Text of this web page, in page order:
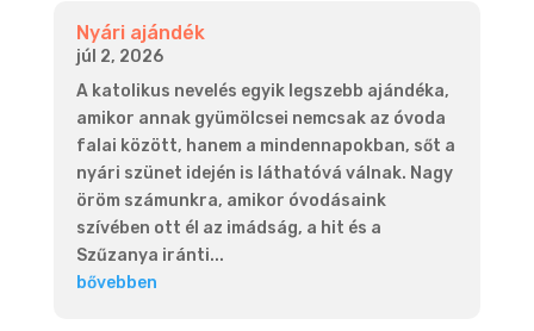
Nyári ajándék
júl 2, 2026
A katolikus nevelés egyik legszebb ajándéka,
amikor annak gyümölcsei nemcsak az óvoda
falai között, hanem a mindennapokban, sőt a
nyári szünet idején is láthatóvá válnak. Nagy
öröm számunkra, amikor óvodásaink
szívében ott él az imádság, a hit és a
Szűzanya iránti...
bővebben